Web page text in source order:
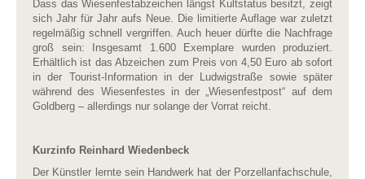
Dass das Wiesenfestabzeichen längst Kultstatus besitzt, zeigt
sich Jahr für Jahr aufs Neue. Die limitierte Auflage war zuletzt
regelmäßig schnell vergriffen. Auch heuer dürfte die Nachfrage
groß sein: Insgesamt 1.600 Exemplare wurden produziert.
Erhältlich ist das Abzeichen zum Preis von 4,50 Euro ab sofort
in der Tourist-Information in der Ludwigstraße sowie später
während des Wiesenfestes in der „Wiesenfestpost“ auf dem
Goldberg – allerdings nur solange der Vorrat reicht.
Kurzinfo Reinhard Wiedenbeck
Der Künstler lernte sein Handwerk hat der Porzellanfachschule,